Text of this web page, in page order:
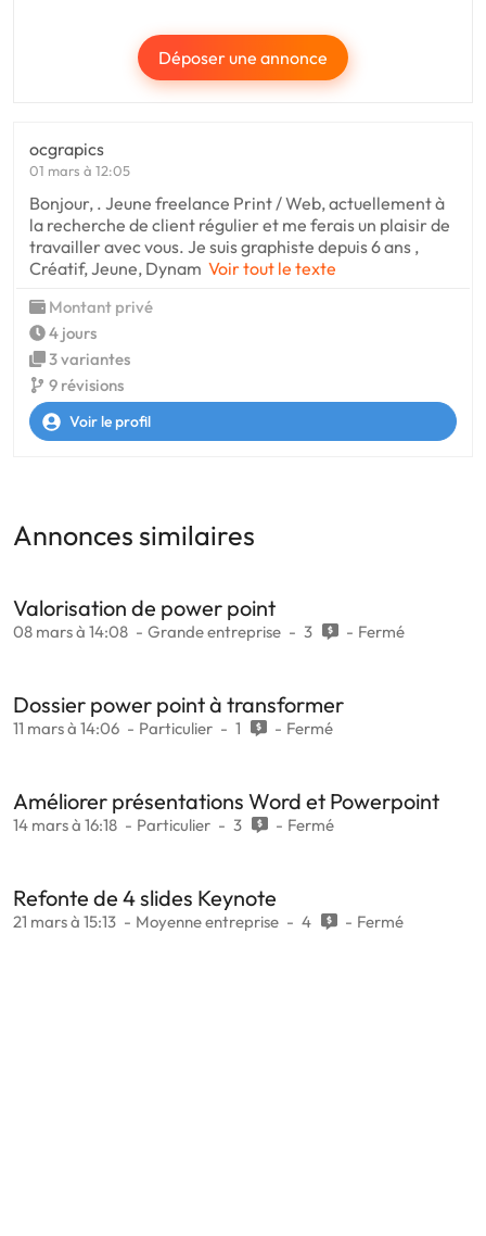
Déposer une annonce
ocgrapics
01 mars à 12:05
Bonjour, . Jeune freelance Print / Web, actuellement à
la recherche de client régulier et me ferais un plaisir de
travailler avec vous. Je suis graphiste depuis 6 ans ,
Créatif, Jeune, Dynam Voir tout le texte
Montant privé
4 jours
3 variantes
9 révisions
Voir le profil
Annonces similaires
Valorisation de power point
08 mars à 14:08 Grande entreprise 3 Fermé
Dossier power point à transformer
11 mars à 14:06 Particulier 1 Fermé
Améliorer présentations Word et Powerpoint
14 mars à 16:18 Particulier 3 Fermé
Refonte de 4 slides Keynote
21 mars à 15:13 Moyenne entreprise 4 Fermé